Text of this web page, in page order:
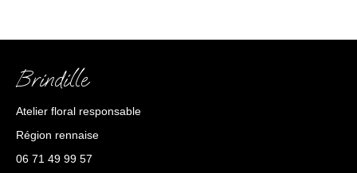
Brindille
Atelier floral responsable
Région rennaise
06 71 49 99 57